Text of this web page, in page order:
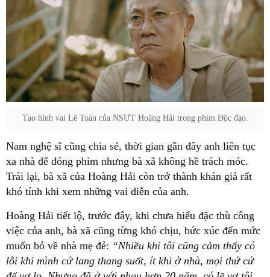
Tạo hình vai Lê Toàn của NSƯT Hoàng Hải trong phim Độc đạo.
Nam nghệ sĩ cũng chia sẻ, thời gian gần đây anh liên tục
xa nhà để đóng phim nhưng bà xã không hề trách móc.
Trái lại, bà xã của Hoàng Hải còn trở thành khán giả rất
khó tính khi xem những vai diễn của anh.
Hoàng Hải tiết lộ, trước đây, khi chưa hiểu đặc thù công
việc của anh, bà xã cũng từng khó chịu, bức xúc đến mức
muốn bỏ về nhà mẹ đẻ: “Nhiều khi tôi cũng cảm thấy có
lỗi khi mình cứ lang thang suốt, ít khi ở nhà, mọi thứ cứ